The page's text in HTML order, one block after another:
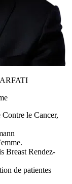
le Cancer,
Breast Rendez-
de patientes